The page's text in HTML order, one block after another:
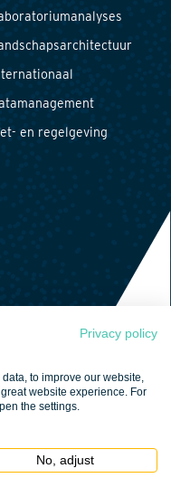
en regelgeving
Privacy policy
to improve our website,
website experience. For
the settings.
No, adjust